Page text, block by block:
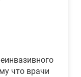
что врачи